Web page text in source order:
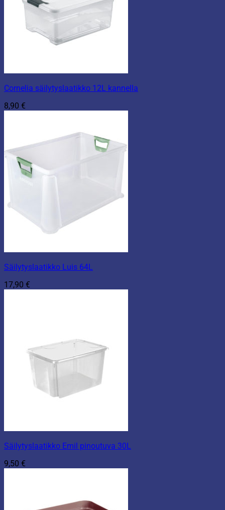
Cornelia säilytyslaatikko 12L kannella
8,90 €
Säilytyslaatikko Luis 64L
17,90 €
Säilytyslaatikko Emil pinoutuva 30L
9,50 €